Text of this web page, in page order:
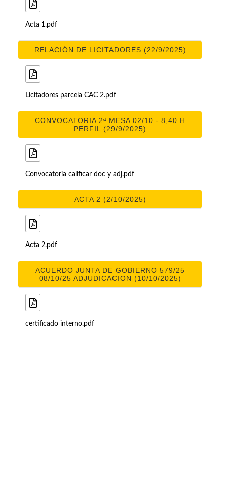
Acta 1.pdf
RELACIÓN DE LICITADORES (22/9/2025)
Licitadores parcela CAC 2.pdf
CONVOCATORIA 2ª MESA 02/10 - 8,40 H
PERFIL (29/9/2025)
Convocatoria calificar doc y adj.pdf
ACTA 2 (2/10/2025)
Acta 2.pdf
ACUERDO JUNTA DE GOBIERNO 579/25
08/10/25 ADJUDICACION (10/10/2025)
certificado interno.pdf